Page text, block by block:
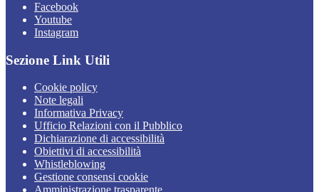
Facebook
Youtube
Instagram
Sezione Link Utili
Cookie policy
Note legali
Informativa Privacy
Ufficio Relazioni con il Pubblico
Dichiarazione di accessibilità
Obiettivi di accessibilità
Whistleblowing
Gestione consensi cookie